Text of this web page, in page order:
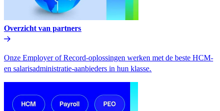
Overzicht van partners​​
Onze Employer of Record-oplossingen werken met de beste HCM-
en salarisadministratie-aanbieders in hun klasse.​​